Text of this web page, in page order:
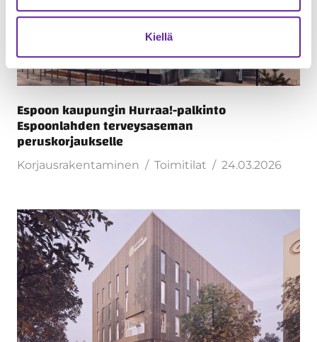
Kiellä
Espoon kaupungin Hurraa!-palkinto
Espoonlahden terveysaseman
peruskorjaukselle
Korjausrakentaminen Toimitilat 24.03.2026